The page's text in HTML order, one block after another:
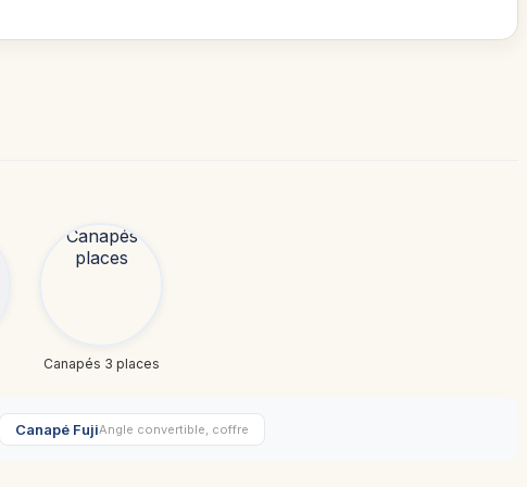
Canapés 3 places
Canapé FujiAngle convertible, coffre